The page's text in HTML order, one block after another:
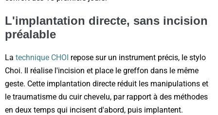
L'implantation directe, sans incision
préalable
La technique CHOI repose sur un instrument précis, le stylo
Choi. Il réalise l'incision et place le greffon dans le même
geste. Cette implantation directe réduit les manipulations et
le traumatisme du cuir chevelu, par rapport à des méthodes
en deux temps qui incisent d'abord, puis implantent.